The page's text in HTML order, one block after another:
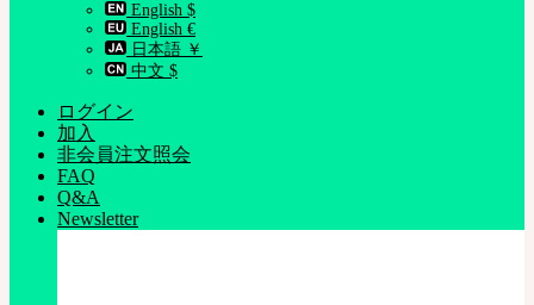
English $
English €
日本語 ￥
中文 $
ログイン
加入
非会員注文照会
FAQ
Q&A
Newsletter